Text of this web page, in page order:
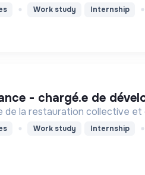
Work study Internship
- chargé.e de
la restauration collective
Work study Internship